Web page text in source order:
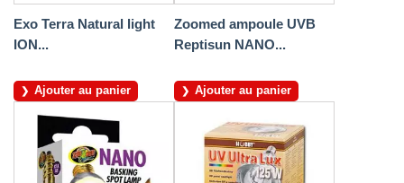
Exo Terra Natural light
ION...
Ajouter au panier
Zoomed ampoule UVB
Reptisun NANO...
Ajouter au panier